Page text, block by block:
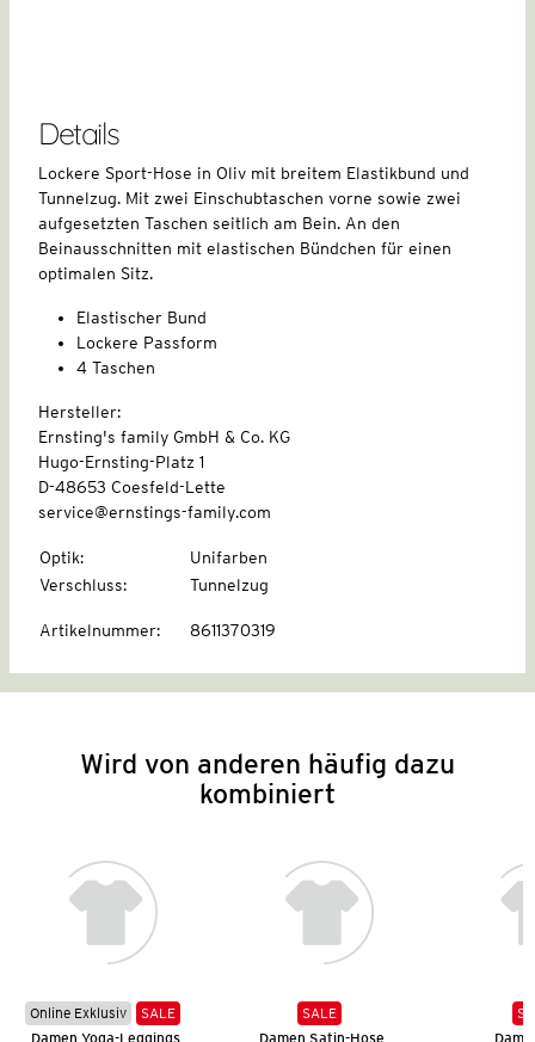
Details
Lockere Sport-Hose in Oliv mit breitem Elastikbund und
Tunnelzug. Mit zwei Einschubtaschen vorne sowie zwei
aufgesetzten Taschen seitlich am Bein. An den
Beinausschnitten mit elastischen Bündchen für einen
optimalen Sitz.
Elastischer Bund
Lockere Passform
4 Taschen
Hersteller:
Ernsting's family GmbH & Co. KG
Hugo-Ernsting-Platz 1
D-48653 Coesfeld-Lette
service@ernstings-family.com
Optik:
Unifarben
Verschluss: Tunnelzug
Artikelnummer: 8611370319
Wird von anderen häufig dazu
kombiniert
Online Exklusiv
SALE
Damen Yoga-Leggings
SALE
Damen Satin-Hose